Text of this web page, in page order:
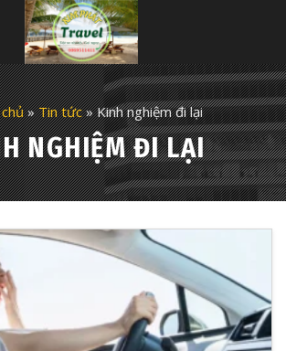
»Tin tức»Kinh nghiệm đi lại
NGHIỆM ĐI LẠI